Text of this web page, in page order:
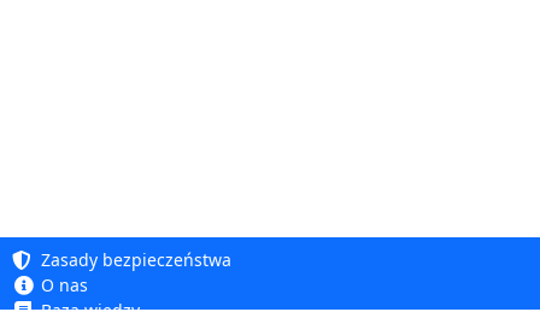
Zasady bezpieczeństwa
O nas